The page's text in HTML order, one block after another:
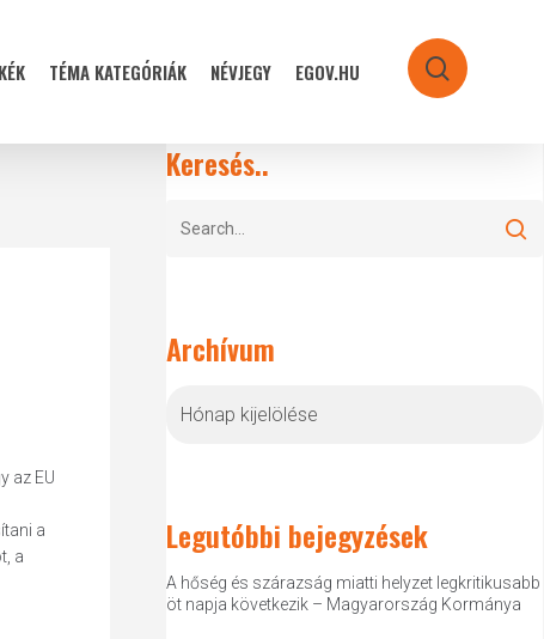
TÉMA KATEGÓRIÁK NÉVJEGY EGOV.HU search
az EU
a
a
Keresés..
Archívum
Legutóbbi bejegyzések
A hőség és szárazság miatti helyzet legkritikusabb
öt napja következik – Magyarország Kormánya